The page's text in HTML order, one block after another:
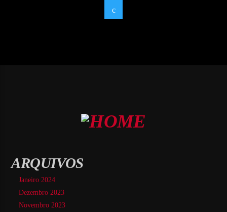
ARQUIVOS
Janeiro 2024
Dezembro 2023
Novembro 2023